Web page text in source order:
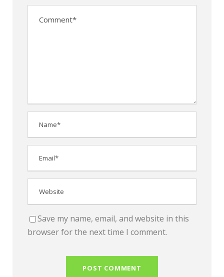
Save my name, email, and website in this
browser for the next time I comment.